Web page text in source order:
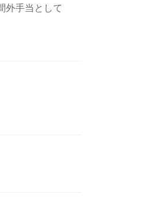
外手当として